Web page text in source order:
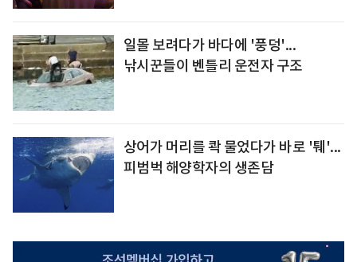
일몰 보려다가 바다에 '풍덩'...
낚시꾼들이 벤틀리 운전자 구조
상어가 머리를 콱 물었다가 바로 '퉤'...
피범벅 해양학자의 생존담